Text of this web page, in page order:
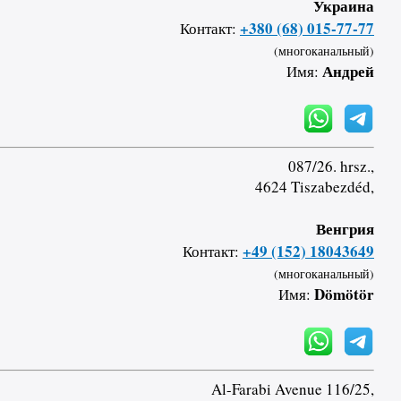
Украина
Контакт: +380 (68) 015-77-77
(многоканальный)
Имя: Андрей
087/26. hrsz.,
4624 Tiszabezdéd,
Венгрия
Контакт: +49 (152) 18043649
(многоканальный)
Имя: Dömötör
Al-Farabi Avenue 116/25,